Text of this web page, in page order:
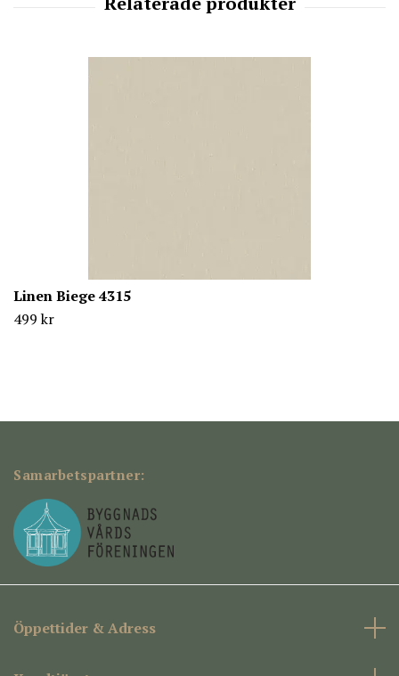
Linen Biege 4315
499 kr
Samarbetspartner:
Öppettider & Adress